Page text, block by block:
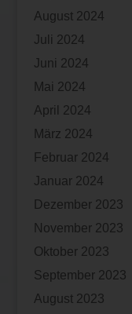
August 2024
Juli 2024
Juni 2024
Mai 2024
April 2024
März 2024
Februar 2024
Januar 2024
Dezember 2023
November 2023
Oktober 2023
September 2023
August 2023